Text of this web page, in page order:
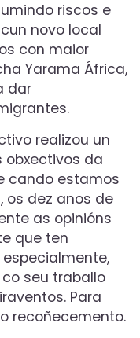
riscos e
novo local
con maior
Yarama África,
dar
realizou un
obxectivos da
cando estamos
os dez anos de
as opinións
que ten
especialmente,
seu traballo
Para
recoñecemento.